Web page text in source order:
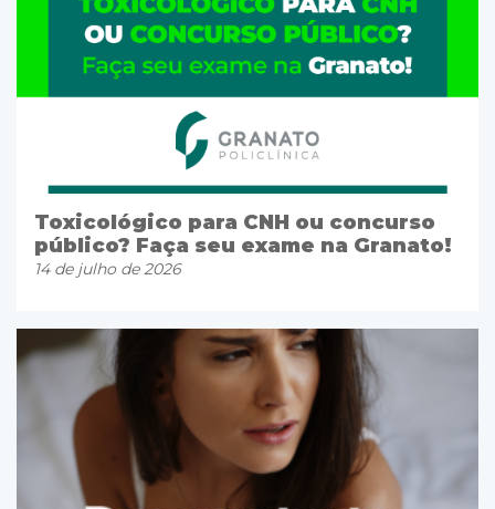
Toxicológico para CNH ou concurso
público? Faça seu exame na Granato!
14 de julho de 2026